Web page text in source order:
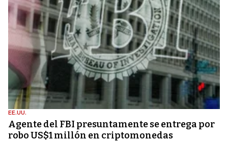
EE.UU.
Agente del FBI presuntamente se entrega por
robo US$1 millón en criptomonedas